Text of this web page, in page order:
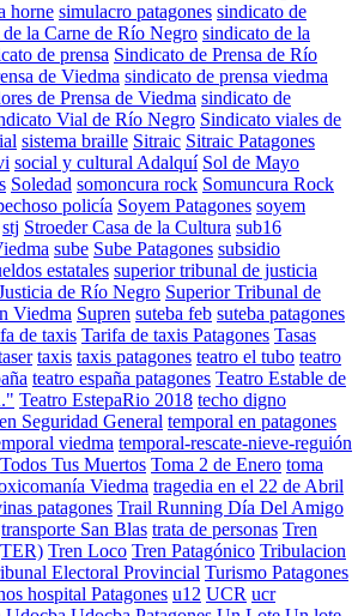
horne simulacro patagones sindicato de
la Carne de Río Negro sindicato de la
de prensa Sindicato de Prensa de Río
de Viedma sindicato de prensa viedma
de Prensa de Viedma sindicato de
Vial de Río Negro Sindicato viales de
sistema braille Sitraic Sitraic Patagones
social y cultural Adalquí Sol de Mayo
Soledad somoncura rock Somuncura Rock
policía Soyem Patagones soyem
stj Stroeder Casa de la Cultura sub16
sube Sube Patagones subsidio
estatales superior tribunal de justicia
de Río Negro Superior Tribunal de
Viedma Supren suteba feb suteba patagones
de taxis Tarifa de taxis Patagones Tasas
taxis taxis patagones teatro el tubo teatro
teatro españa patagones Teatro Estable de
Teatro EstepaRio 2018 techo digno
Seguridad General temporal en patagones
viedma temporal-rescate-nieve-reguión
Todos Tus Muertos Toma 2 de Enero toma
Viedma tragedia en el 22 de Abril
patagones Trail Running Día Del Amigo
transporte San Blas trata de personas Tren
Tren Loco Tren Patagónico Tribulacion
Electoral Provincial Turismo Patagones
hospital Patagones u12 UCR ucr